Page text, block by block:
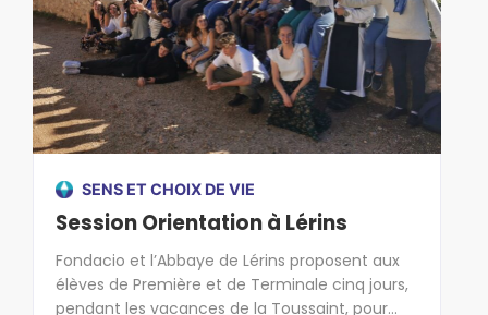
SENS ET CHOIX DE VIE
Session Orientation à Lérins
Fondacio et l’Abbaye de Lérins proposent aux
élèves de Première et de Terminale cinq jours,
pendant les vacances de la Toussaint, pour